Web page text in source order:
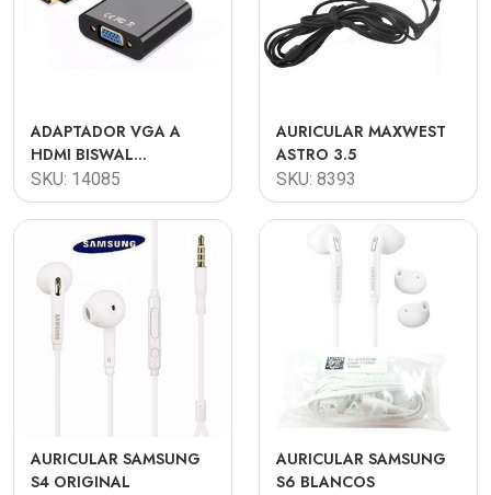
ADAPTADOR VGA A
HDMI BISWAL
(MONITOR VGA / PC
HDMI)
SKU: 14085
AURICULAR MAXWEST
ASTRO 3.5
SKU: 8393
AURICULAR SAMSUNG
S4 ORIGINAL
AURICULAR SAMSUNG
S6 BLANCOS